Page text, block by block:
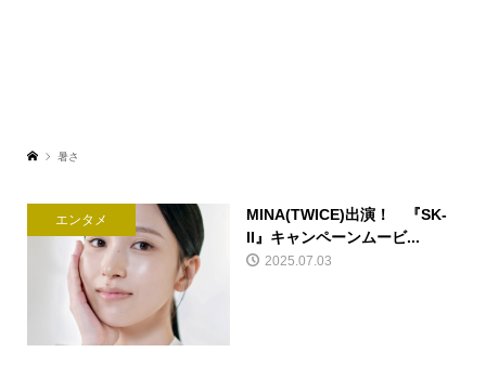
暑さ
エンタメ
MINA(TWICE)出演！ 『SK-
II』キャンペーンムービ...
2025.07.03